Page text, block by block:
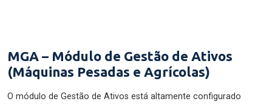
MGA – Módulo de Gestão de Ativos
(Máquinas Pesadas e Agrícolas)
O módulo de Gestão de Ativos está altamente configurado